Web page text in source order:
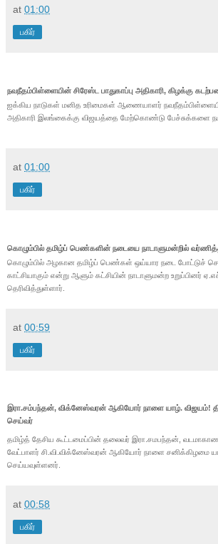
at 01:00
பகிர்
நவநீதம்பிள்ளையின் சிரேஸ்ட பாதுகாப்பு அதிகாரி, கிழக்கு
ஐக்கிய நாடுகள் மனித உரிமைகள் ஆணையாளர் நவநீதம்பிள்ளையின்
அதிகாரி இலங்கைக்கு விஜயத்தை மேற்கொண்டு பேச்சுக்களை
at 01:00
பகிர்
கொழும்பில் தமிழ்ப் பெண்களின் நடையை நாடாளுமன்றில்
கொழும்பில் அழகான தமிழ்ப் பெண்கள் ஒய்யார நடை போட்டுச்
காட்சியாகும் என்று ஆளும் கட்சியின் நாடாளுமன்ற உறுப்பினர்
தெரிவித்துள்ளார்.
at 00:59
பகிர்
இரா.சம்பந்தன், விக்னேஸ்வரன் ஆகியோர் நாளை யாழ். விஜயம்!
செய்வர்
தமிழ்த் தேசிய கூட்டமைப்பின் தலைவர் இரா.சமபந்தன்,
வேட்பாளர் சி.வி.விக்னேஸ்வரன் ஆகியோர் நாளை சனிக்கிழமை
செய்யவுள்ளனர்.
at 00:58
பகிர்